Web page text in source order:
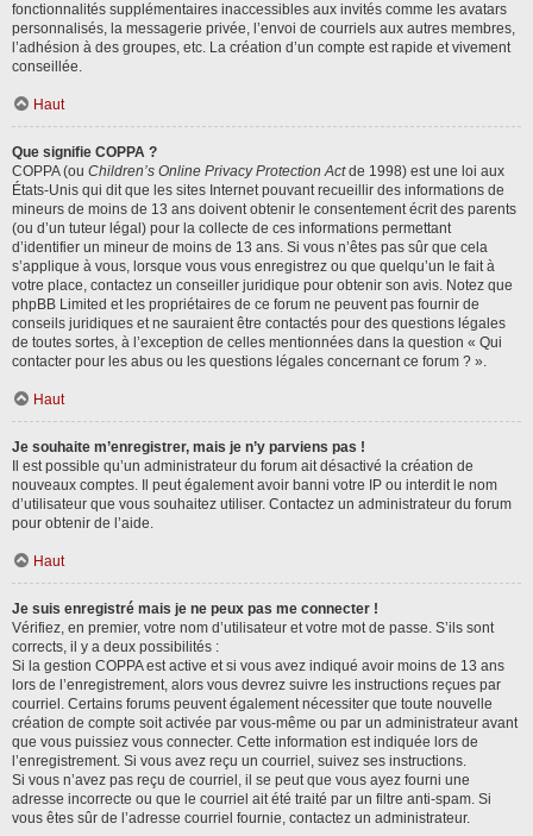
fonctionnalités supplémentaires inaccessibles aux invités comme les avatars
personnalisés, la messagerie privée, l’envoi de courriels aux autres membres,
l’adhésion à des groupes, etc. La création d’un compte est rapide et vivement
conseillée.
Haut
Que signifie COPPA ?
COPPA (ou Children’s Online Privacy Protection Actde 1998) est une loi aux
États-Unis qui dit que les sites Internet pouvant recueillir des informations de
mineurs de moins de 13 ans doivent obtenir le consentement écrit des parents
(ou d’un tuteur légal) pour la collecte de ces informations permettant
d’identifier un mineur de moins de 13 ans. Si vous n’êtes pas sûr que cela
s’applique à vous, lorsque vous vous enregistrez ou que quelqu’un le fait à
votre place, contactez un conseiller juridique pour obtenir son avis. Notez que
phpBB Limited et les propriétaires de ce forum ne peuvent pas fournir de
conseils juridiques et ne sauraient être contactés pour des questions légales
de toutes sortes, à l’exception de celles mentionnées dans la question « Qui
contacter pour les abus ou les questions légales concernant ce forum ? ».
Haut
Je souhaite m’enregistrer, mais je n’y parviens pas !
Il est possible qu’un administrateur du forum ait désactivé la création de
nouveaux comptes. Il peut également avoir banni votre IP ou interdit le nom
d’utilisateur que vous souhaitez utiliser. Contactez un administrateur du forum
pour obtenir de l’aide.
Haut
Je suis enregistré mais je ne peux pas me connecter !
Vérifiez, en premier, votre nom d’utilisateur et votre mot de passe. S’ils sont
corrects, il y a deux possibilités :
Si la gestion COPPA est active et si vous avez indiqué avoir moins de 13 ans
lors de l’enregistrement, alors vous devrez suivre les instructions reçues par
courriel. Certains forums peuvent également nécessiter que toute nouvelle
création de compte soit activée par vous-même ou par un administrateur avant
que vous puissiez vous connecter. Cette information est indiquée lors de
l’enregistrement. Si vous avez reçu un courriel, suivez ses instructions.
Si vous n’avez pas reçu de courriel, il se peut que vous ayez fourni une
adresse incorrecte ou que le courriel ait été traité par un filtre anti-spam. Si
vous êtes sûr de l’adresse courriel fournie, contactez un administrateur.